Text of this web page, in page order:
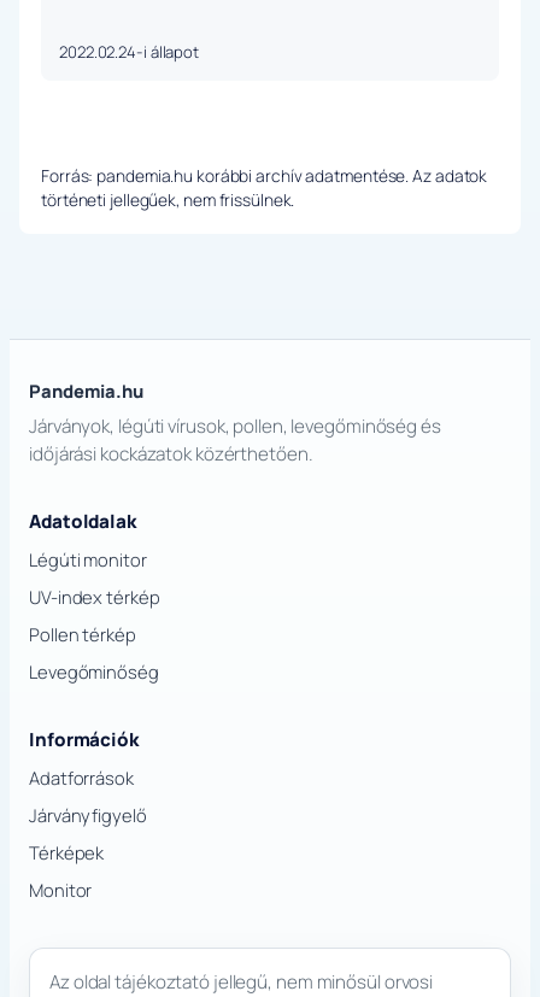
2022.02.24-i állapot
Forrás: pandemia.hu korábbi archív adatmentése. Az adatok
történeti jellegűek, nem frissülnek.
Pandemia.hu
Járványok, légúti vírusok, pollen, levegőminőség és
időjárási kockázatok közérthetően.
Adatoldalak
Légúti monitor
UV-index térkép
Pollen térkép
Levegőminőség
Információk
Adatforrások
Járványfigyelő
Térképek
Monitor
Az oldal tájékoztató jellegű, nem minősül orvosi